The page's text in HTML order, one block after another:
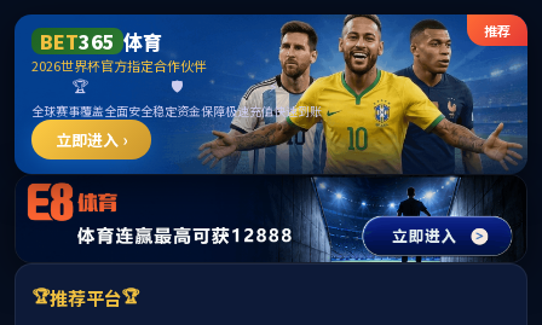
betway·必威(西汉姆联)官方网站-West Ham United
公司概况 团队力量
人才招聘 人才招